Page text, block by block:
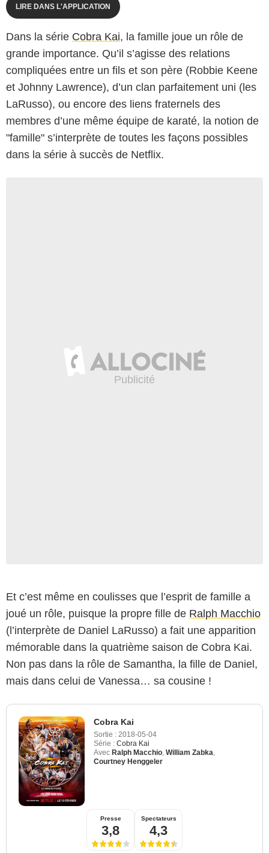
LIRE DANS L'APPLICATION
Dans la série Cobra Kai, la famille joue un rôle de
grande importance. Qu’il s’agisse des relations
compliquées entre un fils et son père (Robbie Keene
et Johnny Lawrence), d’un clan parfaitement uni (les
LaRusso), ou encore des liens fraternels des
membres d’une même équipe de karaté, la notion de
"famille" s’interprète de toutes les façons possibles
dans la série à succès de Netflix.
Et c’est même en coulisses que l’esprit de famille a
joué un rôle, puisque la propre fille de Ralph Macchio
(l’interprète de Daniel LaRusso) a fait une apparition
mémorable dans la quatrième saison de Cobra Kai.
Non pas dans la rôle de Samantha, la fille de Daniel,
mais dans celui de Vanessa… sa cousine !
Cobra Kai
Sortie : 2018-05-04
Série : Cobra Kai
Avec Ralph Macchio William Zabka
Courtney Henggeler
Presse
3,8
Spectateurs
4,3